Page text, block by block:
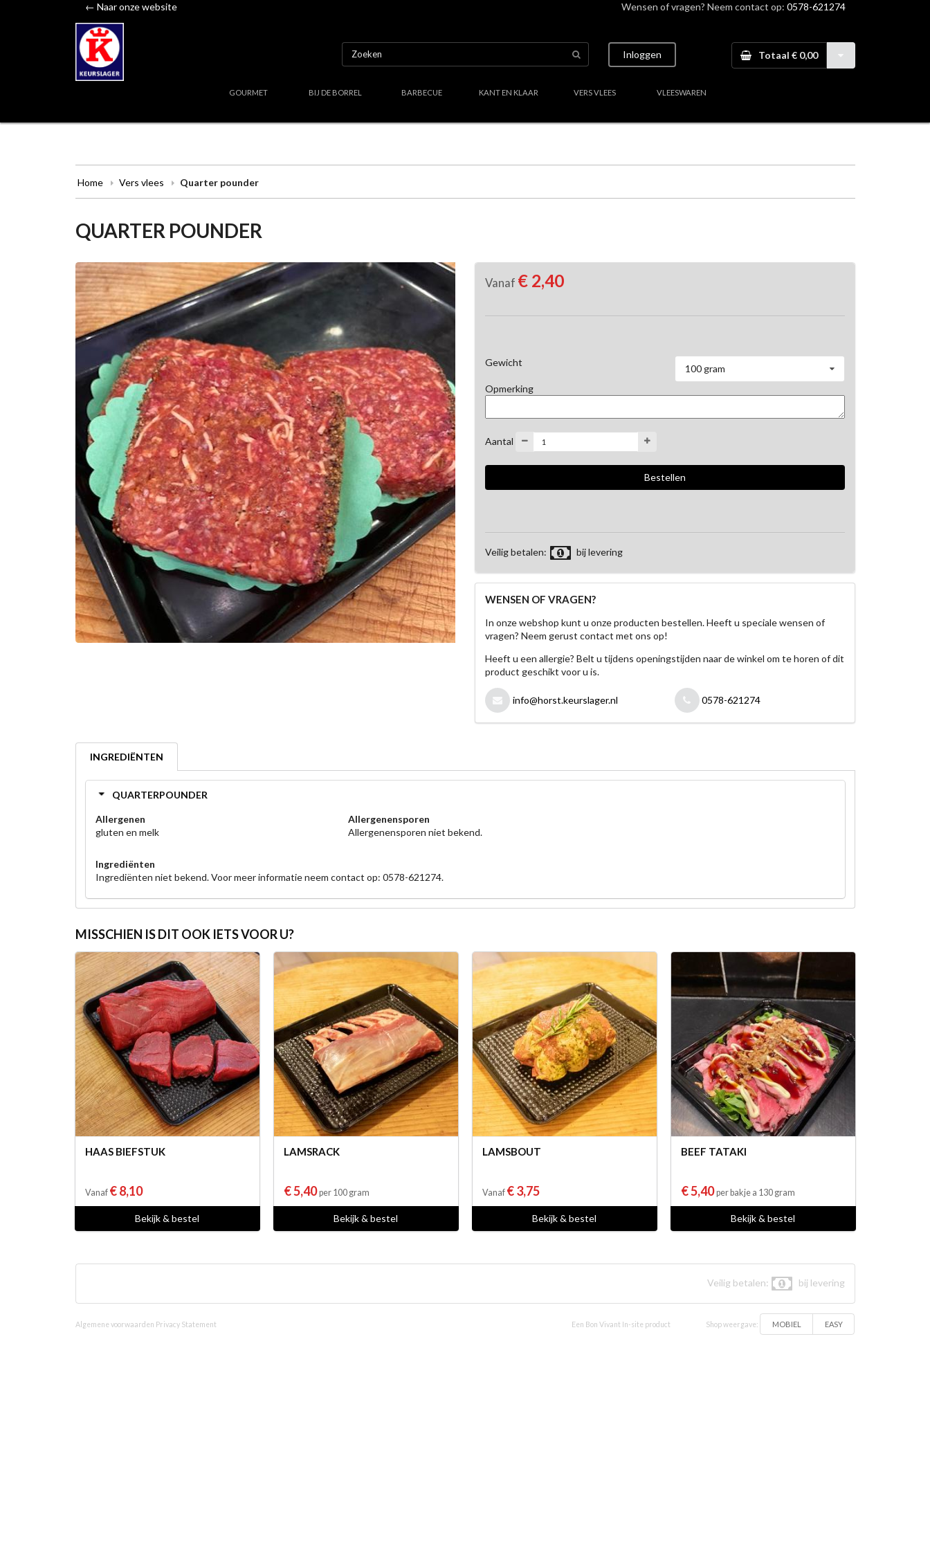
← Naar onze website Wensen of vragen? Neem contact op: 0578-621274
Inloggen Totaal € 0,00
GOURMET BIJ DE BORREL BARBECUE KANT EN KLAAR VERS VLEES VLEESWAREN
Home Vers vlees Quarter pounder
QUARTER POUNDER
Vanaf € 2,40
Gewicht
100 gram
Opmerking
Aantal
Veilig betalen: bij levering
WENSEN OF VRAGEN?
In onze webshop kunt u onze producten bestellen. Heeft u speciale wensen of
vragen? Neem gerust contact met ons op!
Heeft u een allergie? Belt u tijdens openingstijden naar de winkel om te horen of dit
product geschikt voor u is.
info@horst.keurslager.nl 0578-621274
INGREDIËNTEN
QUARTERPOUNDER
Allergenen
gluten en melk
Allergenensporen
Allergenensporen niet bekend.
Ingrediënten
Ingrediënten niet bekend. Voor meer informatie neem contact op: 0578-621274.
MISSCHIEN IS DIT OOK IETS VOOR U?
HAAS BIEFSTUK
Vanaf € 8,10
Bekijk & bestel
LAMSRACK
€ 5,40per 100 gram
Bekijk & bestel
LAMSBOUT
Vanaf € 3,75
Bekijk & bestel
BEEF TATAKI
€ 5,40per bakje a 130 gram
Bekijk & bestel
Veilig betalen: bij levering
Algemene voorwaarden Privacy Statement Een Bon Vivant In-site product Shop weergave: MOBIEL EASY